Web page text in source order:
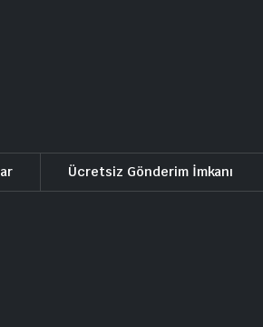
Ücretsiz Gönderim İmkanı